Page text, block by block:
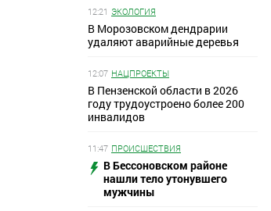
12:21 ЭКОЛОГИЯ
В Морозовском дендрарии
удаляют аварийные деревья
12:07 НАЦПРОЕКТЫ
В Пензенской области в 2026
году трудоустроено более 200
инвалидов
11:47 ПРОИСШЕСТВИЯ
В Бессоновском районе
нашли тело утонувшего
мужчины